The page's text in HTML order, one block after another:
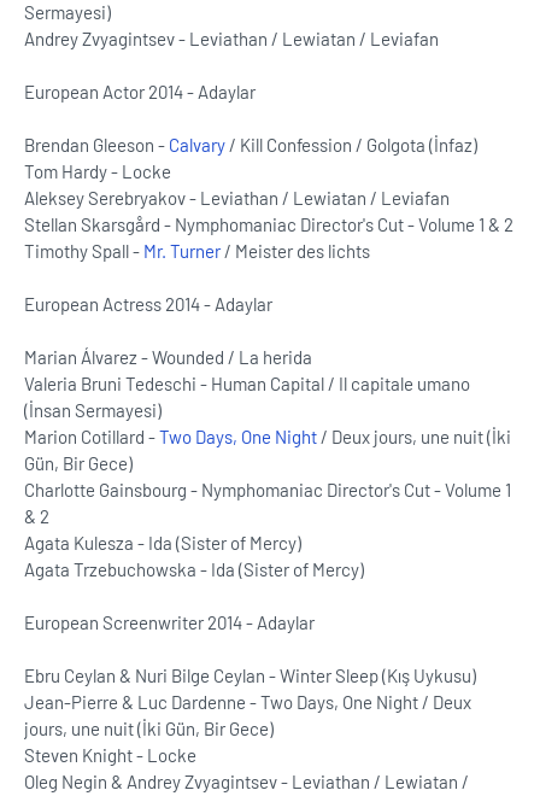
Sermayesi)
Andrey Zvyagintsev - Leviathan / Lewiatan / Leviafan
European Actor 2014 - Adaylar
Brendan Gleeson - Calvary / Kill Confession / Golgota (İnfaz)
Tom Hardy - Locke
Aleksey Serebryakov - Leviathan / Lewiatan / Leviafan
Stellan Skarsgård - Nymphomaniac Director's Cut - Volume 1 & 2
Timothy Spall - Mr. Turner/ Meister des lichts
European Actress 2014 - Adaylar
Marian Álvarez - Wounded / La herida
Valeria Bruni Tedeschi - Human Capital / Il capitale umano
(İnsan Sermayesi)
Marion Cotillard -Two Days, One Night / Deux jours, une nuit (İki
Gün, Bir Gece)
Charlotte Gainsbourg - Nymphomaniac Director's Cut - Volume 1
& 2
Agata Kulesza - Ida (Sister of Mercy)
Agata Trzebuchowska - Ida (Sister of Mercy)
European Screenwriter 2014 - Adaylar
Ebru Ceylan & Nuri Bilge Ceylan - Winter Sleep (Kış Uykusu)
Jean-Pierre & Luc Dardenne - Two Days, One Night / Deux
jours, une nuit (İki Gün, Bir Gece)
Steven Knight - Locke
Oleg Negin & Andrey Zvyagintsev - Leviathan / Lewiatan /